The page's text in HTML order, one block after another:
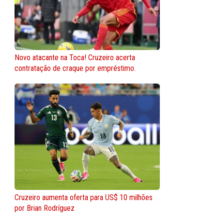
Novo atacante na Toca! Cruzeiro acerta
contratação de craque por empréstimo.
Cruzeiro aumenta oferta para US$ 10 milhões
por Brian Rodríguez